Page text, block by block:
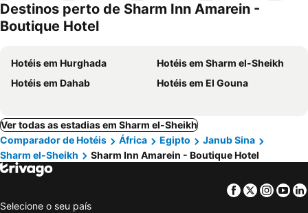
Destinos perto de Sharm Inn Amarein -
Boutique Hotel
Hotéis em Hurghada
Hotéis em Sharm el-Sheikh
Hotéis em Dahab
Hotéis em El Gouna
Ver todas as estadias em Sharm el-Sheikh
Comparador de Hotéis
África Egipto
Janub Sina
Sharm el-Sheikh
Sharm Inn Amarein - Boutique Hotel
Facebook
Twitter
Selecione o seu país